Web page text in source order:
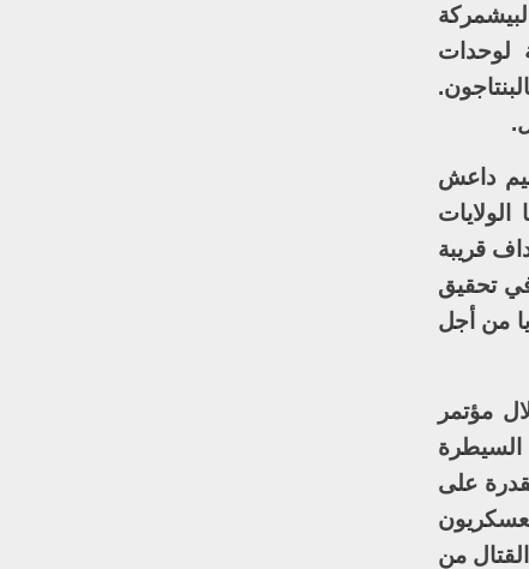
لوحدات
داعش
تقودها الولايات
قريبة
تحقيق
من أجل
مؤتمر
السيطرة
على
من